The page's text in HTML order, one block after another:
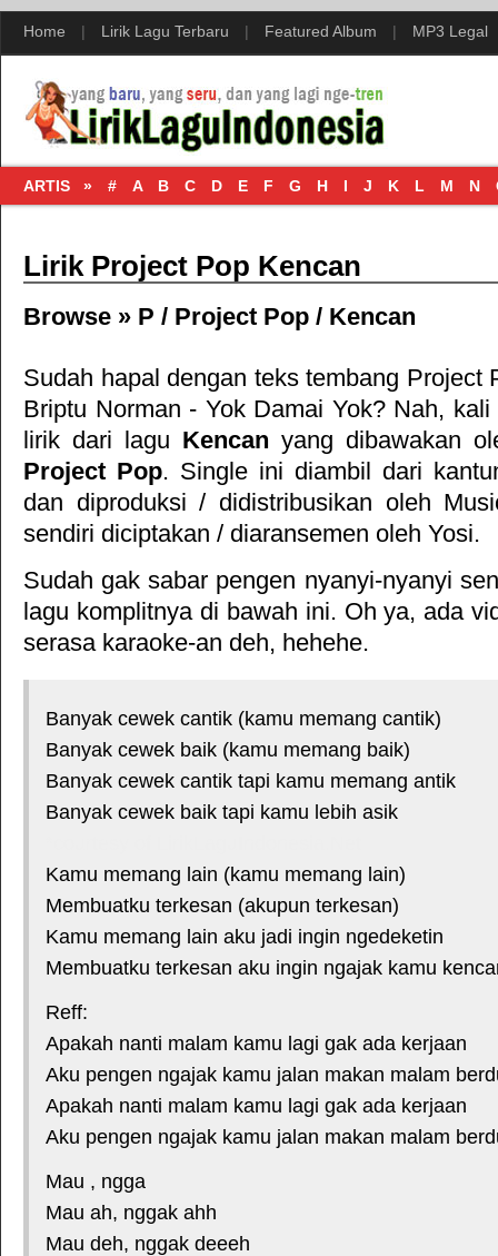
Home | Lirik Lagu Terbaru | Featured Album | MP3 Legal
ARTIS » # A B C D E F G H I J K L M N
Lirik Project Pop Kencan
Browse » P / Project Pop / Kencan
Sudah hapal dengan teks tembang Project
Briptu Norman - Yok Damai Yok? Nah, kali
lirik dari lagu Kencan yang dibawakan
Project Pop. Single ini diambil dari
dan diproduksi / didistribusikan oleh
sendiri diciptakan / diaransemen oleh Yosi.
Sudah gak sabar pengen nyanyi-nyanyi
lagu komplitnya di bawah ini. Oh ya, ada
serasa karaoke-an deh, hehehe.
Banyak cewek cantik (kamu memang cantik)
Banyak cewek baik (kamu memang baik)
Banyak cewek cantik tapi kamu memang antik
Banyak cewek baik tapi kamu lebih asik
Kamu memang lain (kamu memang lain)
Membuatku terkesan (akupun terkesan)
Kamu memang lain aku jadi ingin ngedeketin
Membuatku terkesan aku ingin ngajak kamu
Reff:
Apakah nanti malam kamu lagi gak ada kerjaan
Aku pengen ngajak kamu jalan makan malam
Apakah nanti malam kamu lagi gak ada kerjaan
Aku pengen ngajak kamu jalan makan malam
Mau , ngga
Mau ah, nggak ahh
Mau deh, nggak deeeh